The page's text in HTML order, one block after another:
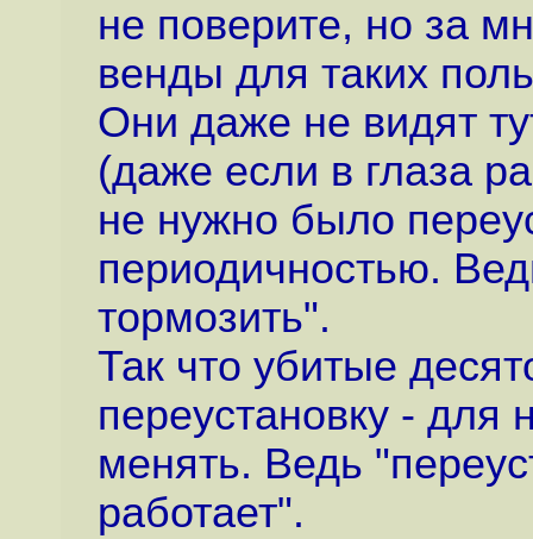
не поверите, но за
венды для таких
Они даже не видят
(даже если в глаза
не нужно было
периодичностью.
тормозить".
Так что убитые
переустановку - для
менять. Ведь
работает".